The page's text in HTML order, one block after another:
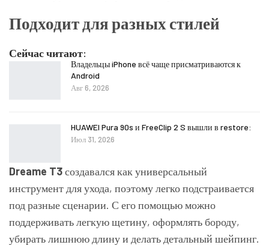
Подходит для разных стилей
Сейчас читают:
Владельцы iPhone всё чаще присматриваются к
Android
Авг 6, 2026
HUAWEI Pura 90s и FreeClip 2 S вышли в restore:
Июл 31, 2026
Dreame T3создавался как универсальный
инструмент для ухода, поэтому легко подстраивается
под разные сценарии. С его помощью можно
поддерживать легкую щетину, оформлять бороду,
убирать лишнюю длину и делать детальный шейпинг.